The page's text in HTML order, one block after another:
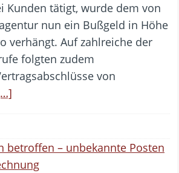
Kunden tätigt, wurde dem von
nun ein Bußgeld in Höhe
verhängt. Auf zahlreiche der
folgten zudem
von